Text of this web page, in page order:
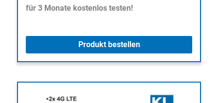
für 3 Monate kostenlos testen!
Produkt bestellen